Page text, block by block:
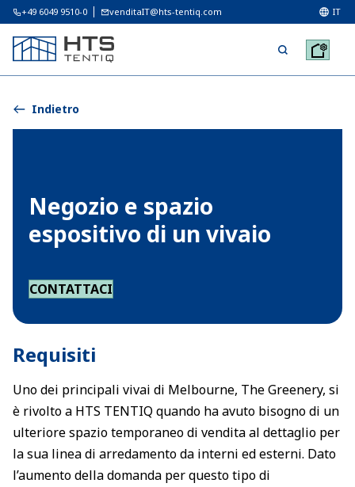
+49 6049 9510-0 venditaIT@hts-tentiq.com IT
Indietro
Negozio e spazio
espositivo di un vivaio
CONTATTACI
Requisiti
Uno dei principali vivai di Melbourne, The Greenery, si
è rivolto a HTS TENTIQ quando ha avuto bisogno di un
ulteriore spazio temporaneo di vendita al dettaglio per
la sua linea di arredamento da interni ed esterni. Dato
l’aumento della domanda per questo tipo di